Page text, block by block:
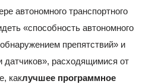
автономного транспортного
«способность автономного
препятствий» и
расходящимися от
каклучшее программное